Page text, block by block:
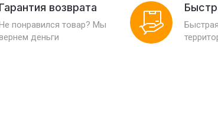
Гарантия возврата
понравился товар? Мы
деньги